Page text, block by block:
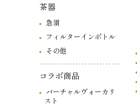
茶器
急須
フィルターインボトル
その他
コラボ商品
バーチャルヴォーカリ
スト